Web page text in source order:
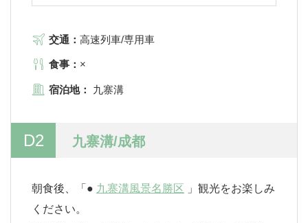
交通： 高速列車/専用車
食事： ×
宿泊地： 九寨溝
D2 九寨溝/成都
朝食後、「● 九寨溝風景名勝区 」観光をお楽しみ
ください。